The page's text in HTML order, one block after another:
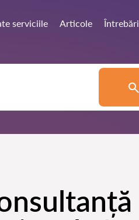
serviciile Articole Întrebări